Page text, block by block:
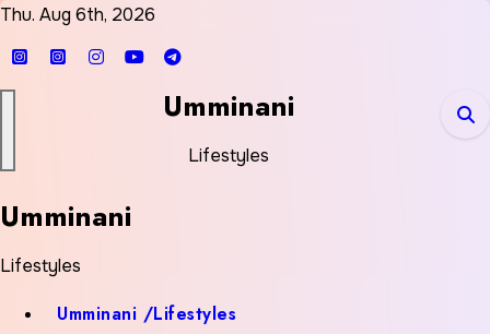
Skip
to
Thu. Aug 6th, 2026
Umminani
Lifestyles
Umminani
Lifestyles
Umminani /Lifestyles